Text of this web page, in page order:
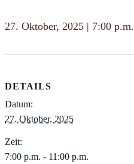
27. Oktober, 2025 | 7:00 p.m.
DETAILS
Datum:
27. Oktober, 2025
Zeit:
7:00 p.m. - 11:00 p.m.